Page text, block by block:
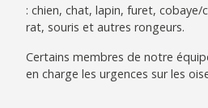
: chien, chat, lapin, furet, cobaye/
rat, souris et autres rongeurs.
Certains membres de notre
en charge les urgences sur les